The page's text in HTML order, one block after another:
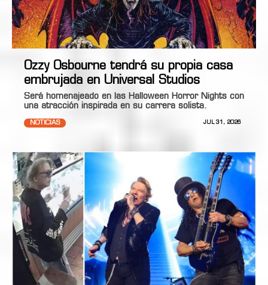
Ozzy Osbourne tendrá su propia casa
embrujada en Universal Studios
Será homenajeado en las Halloween Horror Nights con
una atracción inspirada en su carrera solista.
NOTICIAS JUL 31, 2026